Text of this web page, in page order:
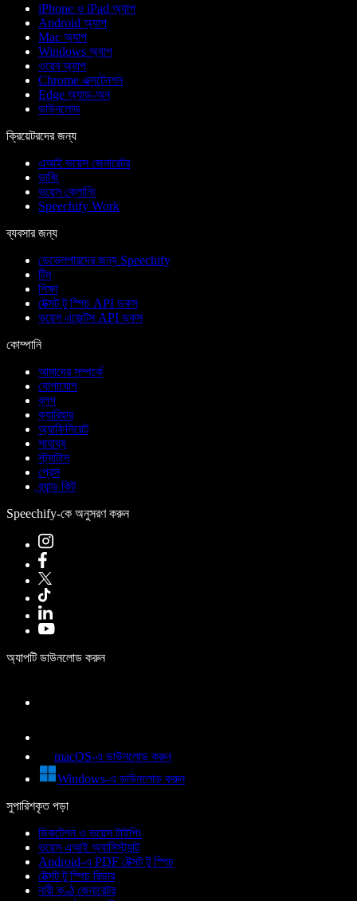
iPhone ও iPad অ্যাপ
Android অ্যাপ
Mac অ্যাপ
Windows অ্যাপ
ওয়েব অ্যাপ
Chrome এক্সটেনশন
Edge অ্যাড-অন
ডাউনলোড
ক্রিয়েটরদের জন্য
এআই ভয়েস জেনারেটর
ডাবিং
ভয়েস ক্লোনিং
Speechify Work
ব্যবসার জন্য
ডেভেলপারদের জন্য Speechify
টিম
শিক্ষা
টেক্সট টু স্পিচ API ডকস
ভয়েস এজেন্টস API ডকস
কোম্পানি
আমাদের সম্পর্কে
যোগাযোগ
ব্লগ
ক্যারিয়ার
অ্যাফিলিয়েট
সাহায্য
স্ট্যাটাস
প্রেস
ব্র্যান্ড কিট
Speechify-কে অনুসরণ করুন
অ্যাপটি ডাউনলোড করুন
macOS-এ ডাউনলোড করুন
Windows-এ ডাউনলোড করুন
সুপারিশকৃত পড়া
ডিকটেশন ও ভয়েস টাইপিং
ভয়েস এআই অ্যাসিস্ট্যান্ট
Android-এ PDF টেক্সট টু স্পিচ
টেক্সট টু স্পিচ রিডার
নারী কণ্ঠ জেনারেটর